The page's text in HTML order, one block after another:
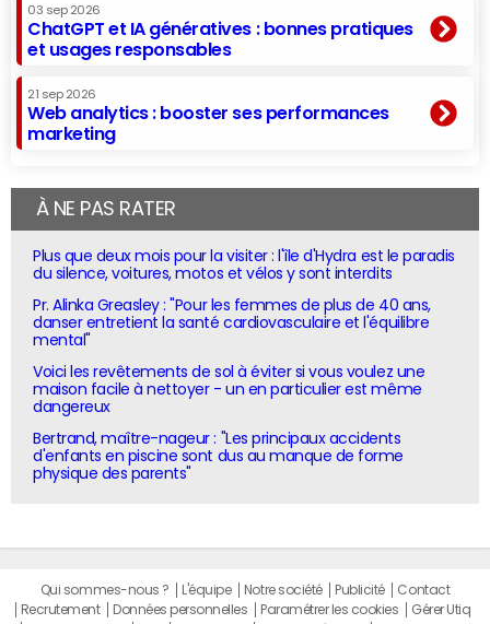
03 sep 2026
ChatGPT et IA génératives : bonnes pratiques
et usages responsables
21 sep 2026
Web analytics : booster ses performances
marketing
À NE PAS RATER
Plus que deux mois pour la visiter : l'île d'Hydra est le paradis
du silence, voitures, motos et vélos y sont interdits
Pr. Alinka Greasley : "Pour les femmes de plus de 40 ans,
danser entretient la santé cardiovasculaire et l'équilibre
mental"
Voici les revêtements de sol à éviter si vous voulez une
maison facile à nettoyer - un en particulier est même
dangereux
Bertrand, maître-nageur : "Les principaux accidents
d'enfants en piscine sont dus au manque de forme
physique des parents"
Qui sommes-nous ? L'équipe Notre société Publicité
Contact
Recrutement
Données personnelles Paramétrer les cookies
Gérer Utiq